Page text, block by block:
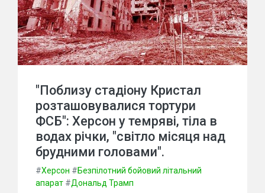
"Поблизу стадіону Кристал
розташовувалися тортури
ФСБ": Херсон у темряві, тіла в
водах річки, "світло місяця над
брудними головами".
#Херсон #Безпілотний бойовий літальний
апарат #Дональд Трамп